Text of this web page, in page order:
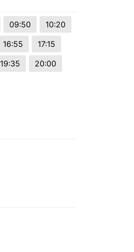
09:50
10:20
16:55
17:15
19:35
20:00